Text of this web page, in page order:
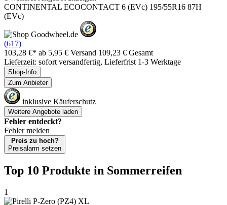
CONTINENTAL ECOCONTACT 6 (EVc) 195/55R16 87H
(EVc)
(617)
103,28 €* ab 5,95 € Versand 109,23 € Gesamt
Lieferzeit: sofort versandfertig, Lieferfrist 1-3 Werktage
Shop-Info
Zum Anbieter
inklusive Käuferschutz
Weitere Angebote laden
Fehler entdeckt?
Fehler melden
Preis zu hoch?
Preisalarm setzen
Top 10 Produkte in Sommerreifen
1